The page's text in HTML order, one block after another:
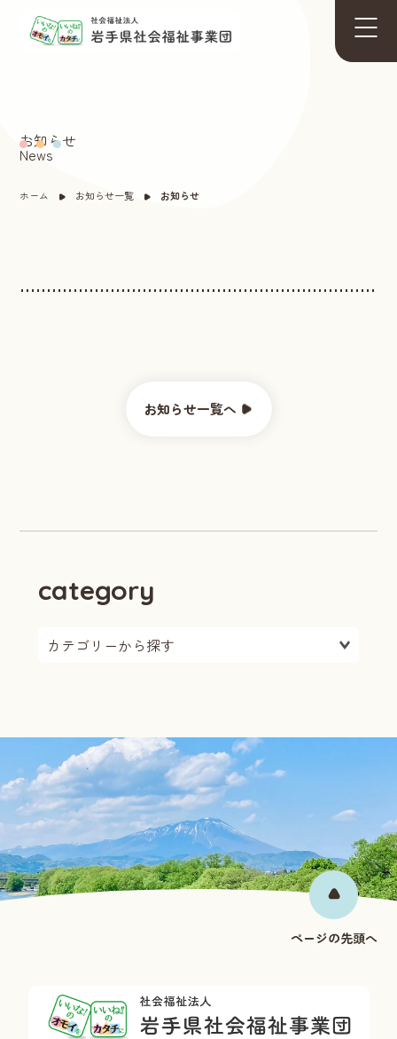
お知らせ
News
ホーム お知らせ一覧 お知らせ
お知らせ一覧へ
category
ページの先頭へ